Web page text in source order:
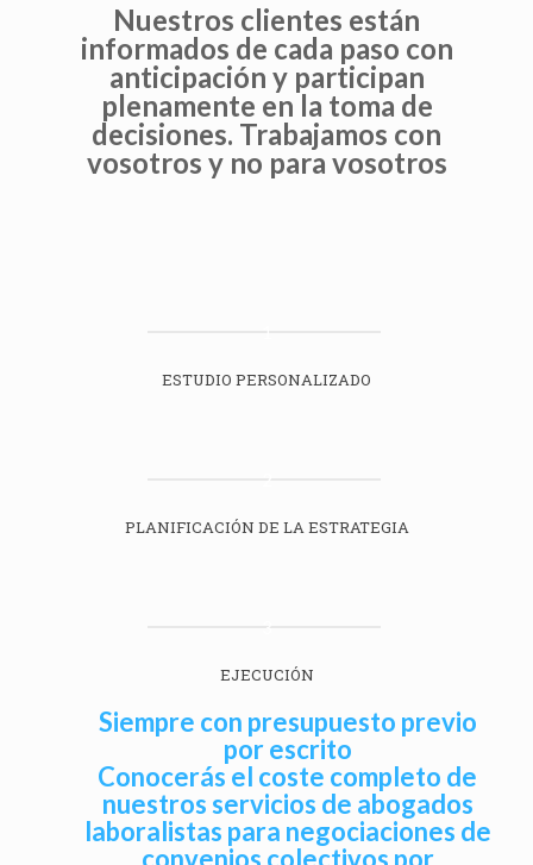
Nuestros clientes están
informados de cada paso con
anticipación y participan
plenamente en la toma de
decisiones. Trabajamos con
vosotros y no para vosotros
ESTUDIO PERSONALIZADO
PLANIFICACIÓN DE LA ESTRATEGIA
EJECUCIÓN
Siempre con presupuesto previo
por escrito
Conocerás el coste completo de
nuestros servicios de abogados
laboralistas para negociaciones de
convenios colectivos por